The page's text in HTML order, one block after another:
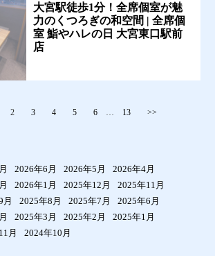
大宮駅徒歩1分！全席個室が魅
力のくつろぎの和空間 | 全席個
室 鮨やハレの日 大宮東口駅前
店
2 3 4 5 6 13 >>
2026年6月 2026年5月
2026年4月
2026年1月 2025年12月
2025年11月
月 2025年8月 2025年7月
2025年6月
2025年3月 2025年2月
2025年1月
月 2024年10月